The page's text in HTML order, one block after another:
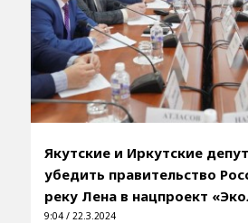
Якутские и Иркутские
убедить правительство
реку Лена в нацпроект
9:04 / 22.3.2024